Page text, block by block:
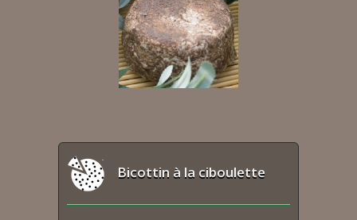
Bicottin à la ciboulette